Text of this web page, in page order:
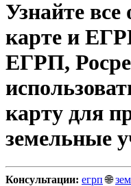
Узнайте все
карте и
ЕГРП,
карту для
земельные
Консультации: егрп🌐